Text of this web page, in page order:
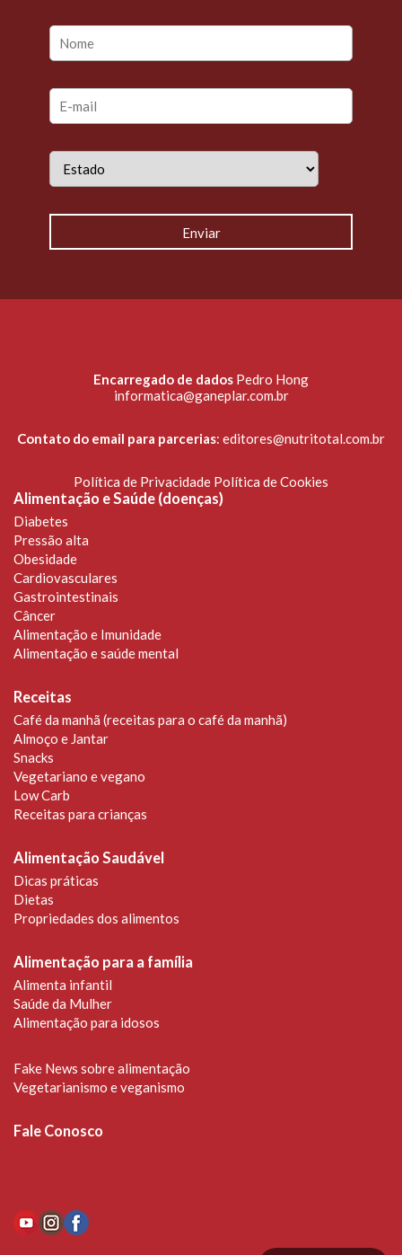
Encarregado de dados Pedro Hong
informatica@ganeplar.com.br
Contato do email para parcerias: editores@nutritotal.com.br
Política de Privacidade Política de Cookies
Alimentação e Saúde (doenças)
Diabetes
Pressão alta
Obesidade
Cardiovasculares
Gastrointestinais
Câncer
Alimentação e Imunidade
Alimentação e saúde mental
Receitas
Café da manhã (receitas para o café da manhã)
Almoço e Jantar
Snacks
Vegetariano e vegano
Low Carb
Receitas para crianças
Alimentação Saudável
Dicas práticas
Dietas
Propriedades dos alimentos
Alimentação para a família
Alimenta infantil
Saúde da Mulher
Alimentação para idosos
Fake News sobre alimentação
Vegetarianismo e veganismo
Fale Conosco